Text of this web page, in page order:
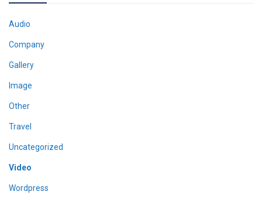
Audio
Company
Gallery
Image
Other
Travel
Uncategorized
Video
Wordpress